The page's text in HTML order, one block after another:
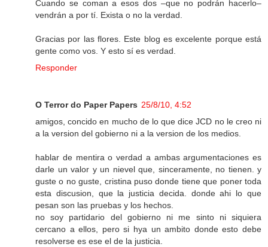
Cuando se coman a esos dos –que no podrán hacerlo–
vendrán a por tí. Exista o no la verdad.
Gracias por las flores. Este blog es excelente porque está
gente como vos. Y esto sí es verdad.
Responder
O Terror do Paper Papers 25/8/10, 4:52
amigos, concido en mucho de lo que dice JCD no le creo ni
a la version del gobierno ni a la version de los medios.
hablar de mentira o verdad a ambas argumentaciones es
darle un valor y un nievel que, sinceramente, no tienen. y
guste o no guste, cristina puso donde tiene que poner toda
esta discusion, que la justicia decida. donde ahi lo que
pesan son las pruebas y los hechos.
no soy partidario del gobierno ni me sinto ni siquiera
cercano a ellos, pero si hya un ambito donde esto debe
resolverse es ese el de la justicia.